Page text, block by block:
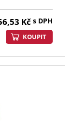
Kč s DPH
KOUPIT